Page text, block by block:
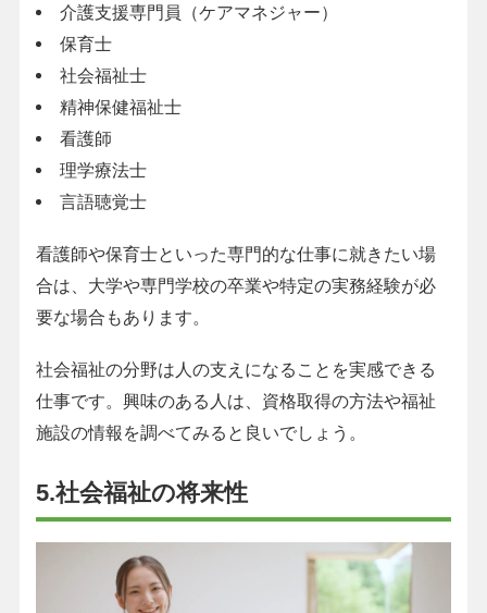
介護支援専門員（ケアマネジャー）
保育士
社会福祉士
精神保健福祉士
看護師
理学療法士
言語聴覚士
看護師や保育士といった専門的な仕事に就きたい場
合は、大学や専門学校の卒業や特定の実務経験が必
要な場合もあります。
社会福祉の分野は人の支えになることを実感できる
仕事です。興味のある人は、資格取得の方法や福祉
施設の情報を調べてみると良いでしょう。
5.社会福祉の将来性